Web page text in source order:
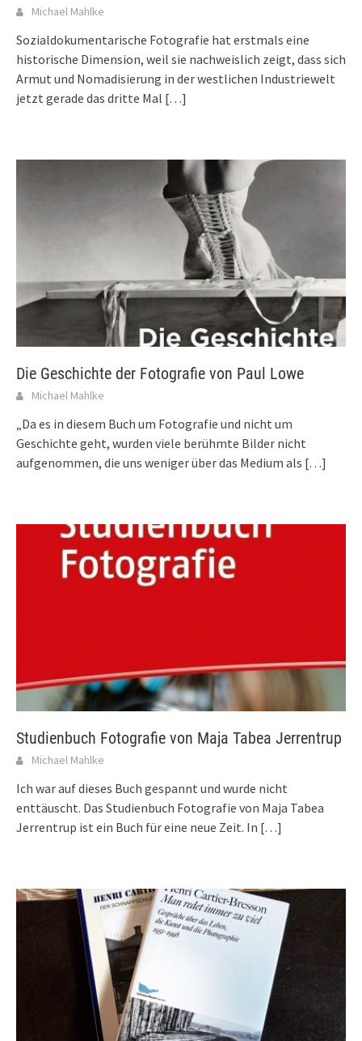
Michael Mahlke
Sozialdokumentarische Fotografie hat erstmals eine
historische Dimension, weil sie nachweislich zeigt, dass sich
Armut und Nomadisierung in der westlichen Industriewelt
jetzt gerade das dritte Mal […]
Die Geschichte der Fotografie von Paul Lowe
Michael Mahlke
„Da es in diesem Buch um Fotografie und nicht um
Geschichte geht, wurden viele berühmte Bilder nicht
aufgenommen, die uns weniger über das Medium als […]
Studienbuch Fotografie von Maja Tabea Jerrentrup
Michael Mahlke
Ich war auf dieses Buch gespannt und wurde nicht
enttäuscht. Das Studienbuch Fotografie von Maja Tabea
Jerrentrup ist ein Buch für eine neue Zeit. In […]